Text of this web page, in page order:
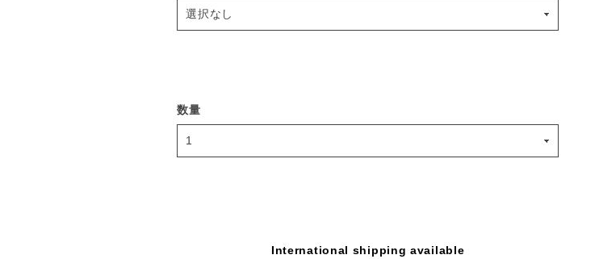
数量
International shipping available